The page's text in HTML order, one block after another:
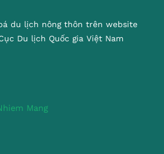
du lịch nông thôn trên website
Du lịch Quốc gia Việt Nam